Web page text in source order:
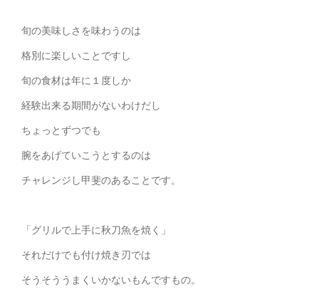
旬の美味しさを味わうのは
格別に楽しいことですし
旬の食材は年に１度しか
経験出来る期間がないわけだし
ちょっとずつでも
腕をあげていこうとするのは
チャレンジし甲斐のあることです。
「グリルで上手に秋刀魚を焼く」
それだけでも付け焼き刃では
そうそううまくいかないもんですもの。